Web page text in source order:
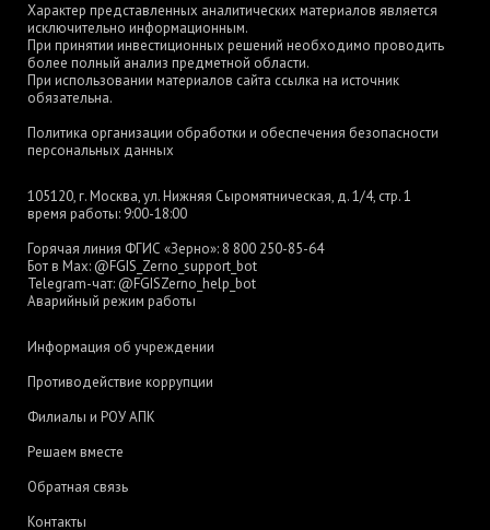
Характер представленных аналитических материалов является
исключительно информационным.
При принятии инвестиционных решений необходимо проводить
более полный анализ предметной области.
При использовании материалов сайта ссылка на источник
обязательна.
Политика организации обработки и обеспечения безопасности
персональных данных
105120, г. Москва, ул. Нижняя Сыромятническая, д. 1/4, стр. 1
время работы: 9:00-18:00
Горячая линия ФГИС «Зерно»: 8 800 250-85-64
Бот в Max: @FGIS_Zerno_support_bot
Telegram-чат: @FGISZerno_help_bot
Аварийный режим работы
Информация об учреждении
Противодействие коррупции
Филиалы и РОУ АПК
Решаем вместе
Обратная связь
Контакты